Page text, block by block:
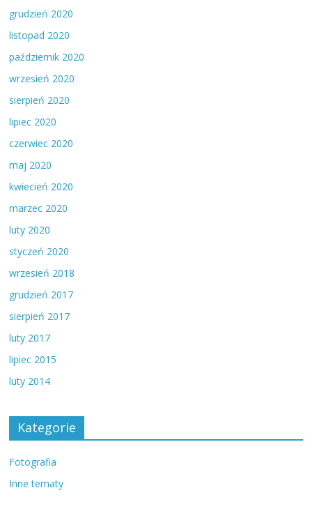
grudzień 2020
listopad 2020
październik 2020
wrzesień 2020
sierpień 2020
lipiec 2020
czerwiec 2020
maj 2020
kwiecień 2020
marzec 2020
luty 2020
styczeń 2020
wrzesień 2018
grudzień 2017
sierpień 2017
luty 2017
lipiec 2015
luty 2014
Kategorie
Fotografia
Inne tematy